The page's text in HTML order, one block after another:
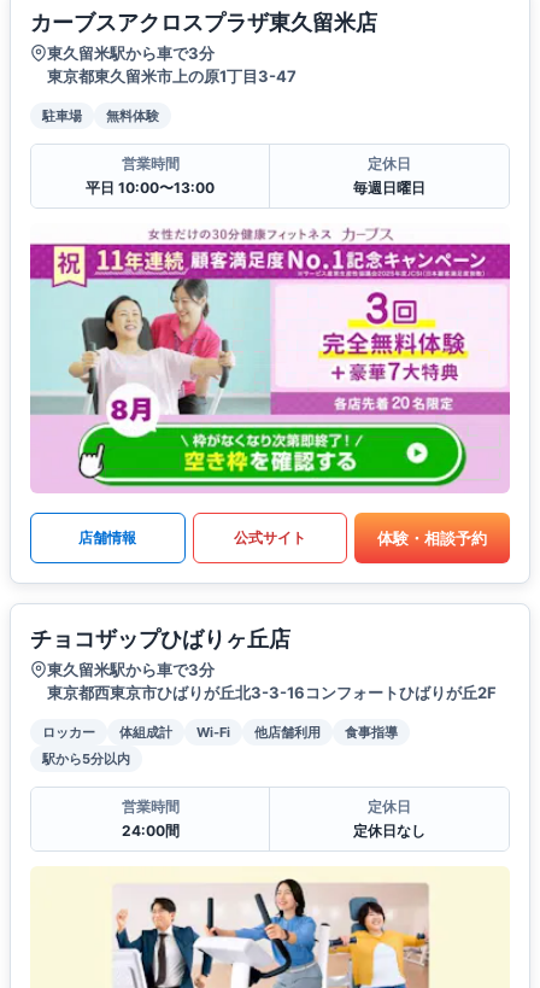
カーブスアクロスプラザ東久留米店
東久留米駅から車で3分
東京都東久留米市上の原1丁目3-47
駐車場 無料体験
営業時間
平日 10:00〜13:00
定休日
毎週日曜日
店舗情報 公式サイト 体験・相談予約
チョコザップひばりヶ丘店
東久留米駅から車で3分
東京都西東京市ひばりが丘北3-3-16コンフォートひばりが丘2F
ロッカー 体組成計 Wi-Fi 他店舗利用
食事指導
駅から5分以内
営業時間
24:00間
定休日
定休日なし